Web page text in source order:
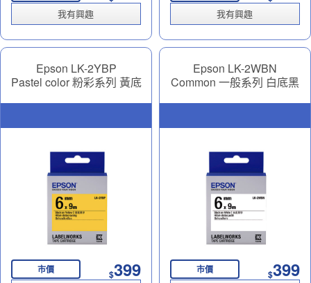
我有興趣 我有興趣
Epson LK-2YBP
Pastel color 粉彩系列 黃底
市價 $399
Epson LK-2WBN
Common 一般系列 白底黑
市價 $399